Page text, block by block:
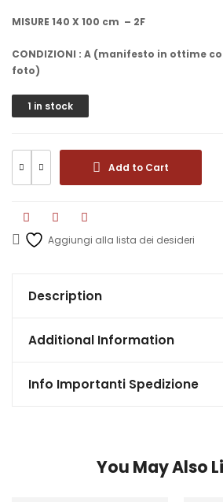
MISURE 140 X 100 cm – 2F
CONDIZIONI : A (manifesto in ottime
foto)
1 in stock
Add to Cart
Aggiungi alla lista dei desideri
Description
Additional Information
Info Importanti Spedizione
You May Also